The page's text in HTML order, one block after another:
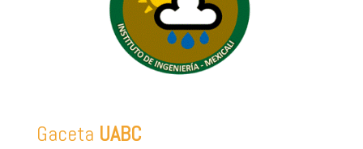
Gaceta UABC